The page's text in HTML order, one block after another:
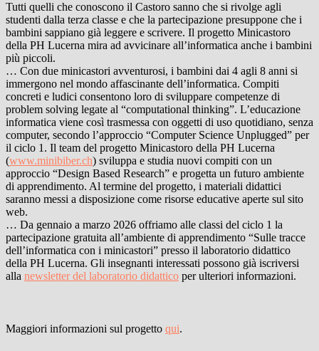
Tutti quelli che conoscono il Castoro sanno che si rivolge agli
studenti dalla terza classe e che la partecipazione presuppone che i
bambini sappiano già leggere e scrivere. Il progetto Minicastoro
della PH Lucerna mira ad avvicinare all’informatica anche i bambini
più piccoli.
… Con due minicastori avventurosi, i bambini dai 4 agli 8 anni si
immergono nel mondo affascinante dell’informatica. Compiti
concreti e ludici consentono loro di sviluppare competenze di
problem solving legate al “computational thinking”. L’educazione
informatica viene così trasmessa con oggetti di uso quotidiano, senza
computer, secondo l’approccio “Computer Science Unplugged” per
il ciclo 1. Il team del progetto Minicastoro della PH Lucerna
(www.minibiber.ch) sviluppa e studia nuovi compiti con un
approccio “Design Based Research” e progetta un futuro ambiente
di apprendimento. Al termine del progetto, i materiali didattici
saranno messi a disposizione come risorse educative aperte sul sito
web.
… Da gennaio a marzo 2026 offriamo alle classi del ciclo 1 la
partecipazione gratuita all’ambiente di apprendimento “Sulle tracce
dell’informatica con i minicastori” presso il laboratorio didattico
della PH Lucerna. Gli insegnanti interessati possono già iscriversi
alla newsletter del laboratorio didattico per ulteriori informazioni.
Maggiori informazioni sul progetto qui.